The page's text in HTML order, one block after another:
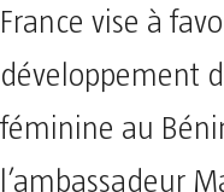
France vise à
développement
féminine au
l’ambassadeur